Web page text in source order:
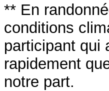
** En
conditions
participant qui
rapidement
notre part.